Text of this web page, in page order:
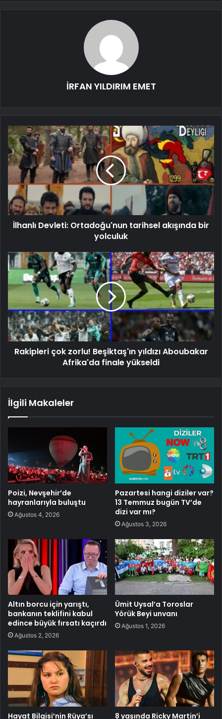
İRFAN YILDIRIM EMET
İlhanlı Devleti: Ortadoğu'nun tarihsel akışında bir
yolculuk
Rakipleri çok zorlu! Beşiktaş'ın yıldızı Aboubakar
Afrika'da finale yükseldi
İlgili Makaleler
Poizi, Nevşehir’de
hayranlarıyla buluştu
Ağustos 4, 2026
Pazartesi hangi diziler var?
13 Temmuz bugün TV’de
dizi var mı?
Ağustos 3, 2026
Altın borcu için yarıştı,
bankanın teklifini kabul
edince büyük fırsatı kaçırdı
Ağustos 2, 2026
Ümit Uysal’a Toroslar
Yörük Beyi unvanı
Ağustos 1, 2026
Hayat Bilgisi’nin Rüya’sı 8 yaşında Ricky Martin’i